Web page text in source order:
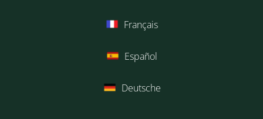
Français
Español
Deutsche